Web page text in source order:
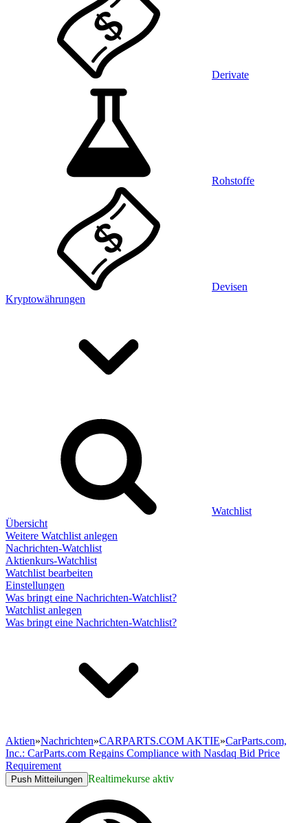
Derivate
Rohstoffe
Devisen
Kryptowährungen
Watchlist
Übersicht
Weitere Watchlist anlegen
Nachrichten-Watchlist
Aktienkurs-Watchlist
Watchlist bearbeiten
Einstellungen
Was bringt eine Nachrichten-Watchlist?
Watchlist anlegen
Was bringt eine Nachrichten-Watchlist?
Aktien»Nachrichten»CARPARTS.COM AKTIE»CarParts.com,
Inc.: CarParts.com Regains Compliance with Nasdaq Bid Price
Requirement
Push Mitteilungen Realtimekurse aktiv